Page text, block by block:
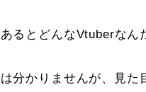
るとどんなVtuberなん
分かりませんが、見た